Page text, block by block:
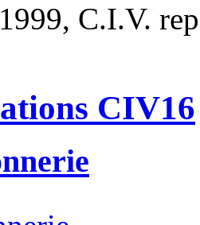
C.I.V.
CIV16